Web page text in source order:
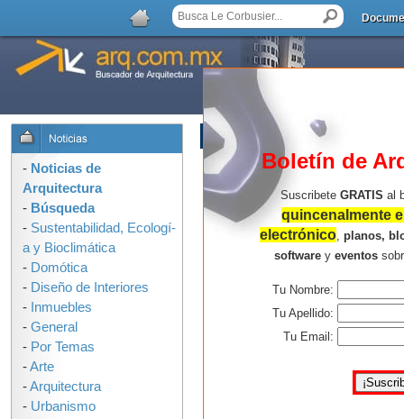
LISTA DE COMENTARIOS
Boletín de
Suscribete GRATIS al
quincenalmente
electrónico, planos,
softwarey eventos
Tu Nombre:
Tu Apellido:
Tu Email:
- Noticias de
Arquitectura
- Búsqueda
- Sustentabilidad, Ecologí­
a y Bioclimática
- Domótica
- Diseño de Interiores
- Inmuebles
- General
- Por Temas
-Arte
-Arquitectura
- Urbanismo